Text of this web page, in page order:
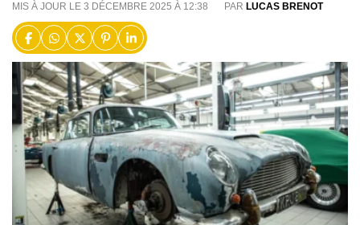
MIS À JOUR LE 3 DÉCEMBRE 2025 À 12:38
PAR LUCAS BRENOT